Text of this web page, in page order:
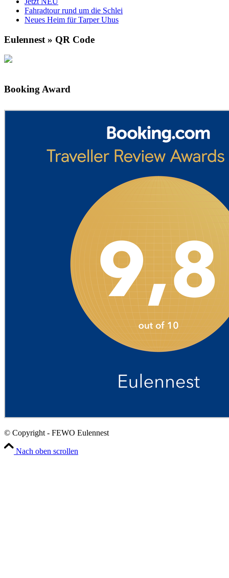
Fahradtour rund um die Schlei
Neues Heim für Tarper Uhus
Eulennest » QR Code
Booking Award
© Copyright - FEWO Eulennest
Nach oben scrollen